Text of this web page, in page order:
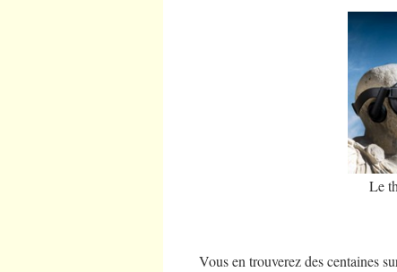
Le
Vous en trouverez des centaines